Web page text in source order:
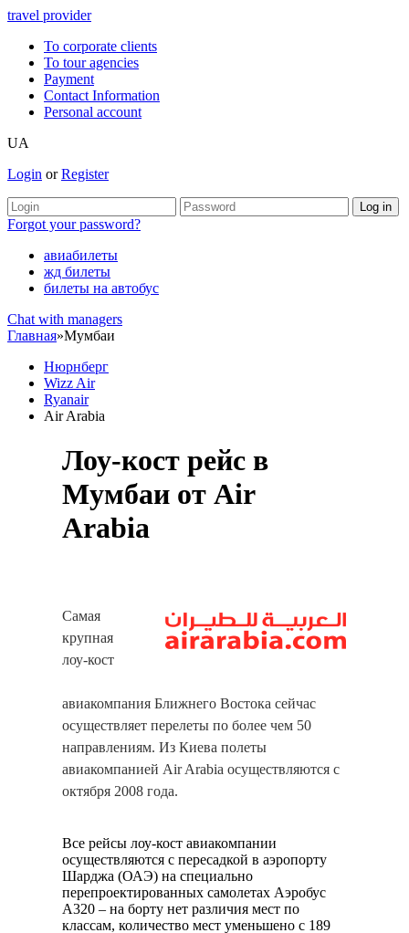
travel provider
To corporate clients
To tour agencies
Payment
Contact Information
Personal account
UA
Login orRegister
Forgot your password?
авиабилеты
жд билеты
билеты на автобус
Chat with managers
Главная»Мумбаи
Нюрнберг
Wizz Air
Ryanair
Air Arabia
Лоу-кост рейс в
Мумбаи от Air
Arabia
Самая
крупная
лоу-кост
авиакомпания Ближнего Востока сейчас
осуществляет перелеты по более чем 50
направлениям. Из Киева полеты
авиакомпанией Air Arabia осуществляются с
октября 2008 года.
Все рейсы лоу-кост авиакомпании
осуществляются с пересадкой в аэропорту
Шарджа (ОАЭ) на специально
перепроектированных самолетах Аэробус
А320 – на борту нет различия мест по
классам, количество мест уменьшено с 189